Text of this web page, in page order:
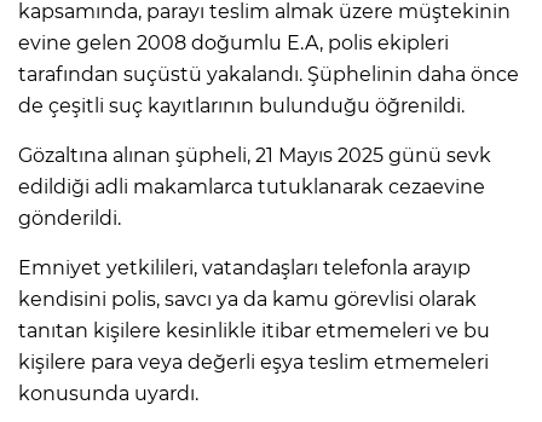
kapsamında, parayı teslim almak üzere müştekinin
evine gelen 2008 doğumlu E.A, polis ekipleri
tarafından suçüstü yakalandı. Şüphelinin daha önce
de çeşitli suç kayıtlarının bulunduğu öğrenildi.
Gözaltına alınan şüpheli, 21 Mayıs 2025 günü sevk
edildiği adli makamlarca tutuklanarak cezaevine
gönderildi.
Emniyet yetkilileri, vatandaşları telefonla arayıp
kendisini polis, savcı ya da kamu görevlisi olarak
tanıtan kişilere kesinlikle itibar etmemeleri ve bu
kişilere para veya değerli eşya teslim etmemeleri
konusunda uyardı.